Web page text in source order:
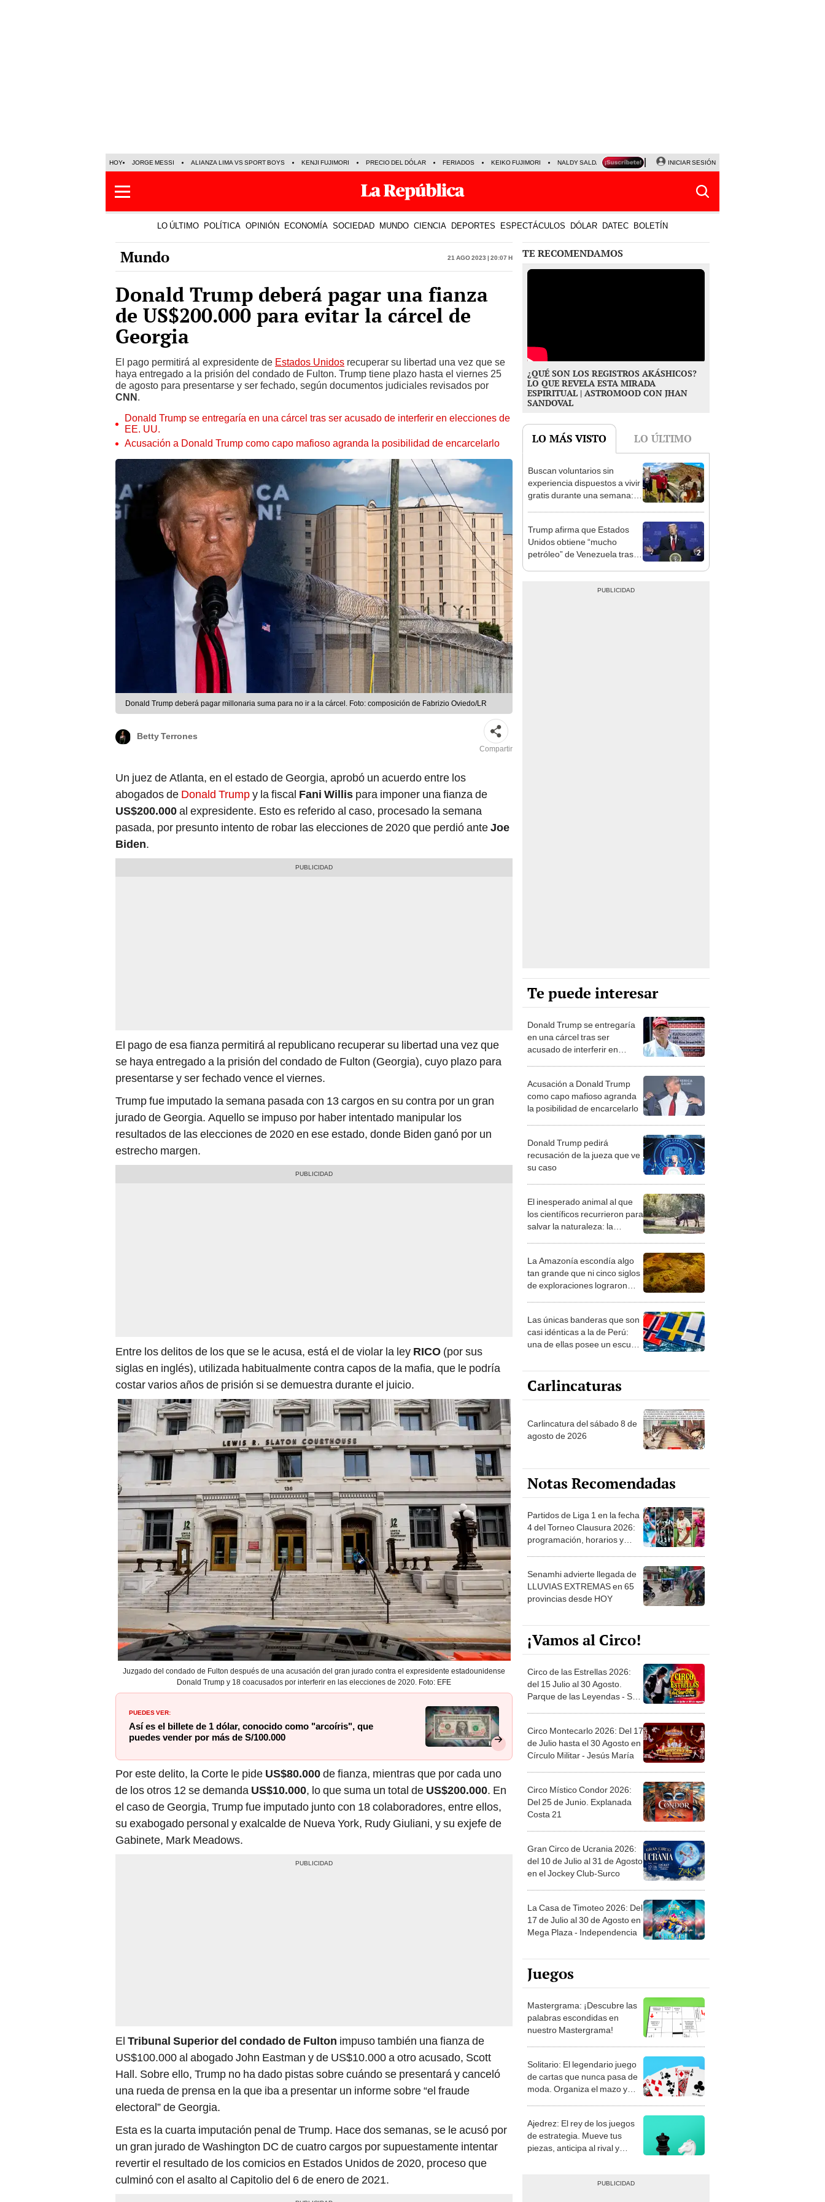
HOY JORGE MESSI ALIANZA LIMA VS SPORT BOYS KENJI FUJIMORI PRECIO DEL DÓLAR FERIADOS KEIKO FUJIMORI NALDY SALDAÑA JAVIER MILEI PARTIDOS DE HOY
INICIAR SESIÓN
LO ÚLTIMO POLÍTICA OPINIÓN ECONOMÍA SOCIEDAD MUNDO CIENCIA DEPORTES ESPECTÁCULOS DÓLAR DATEC BOLETÍN
Mundo 21 Ago 2023 | 20:07 h
Donald Trump deberá pagar una fianza
de US$200.000 para evitar la cárcel de
Georgia
El pago permitirá al expresidente de Estados Unidos recuperar su libertad una vez que se
haya entregado a la prisión del condado de Fulton. Trump tiene plazo hasta el viernes 25
de agosto para presentarse y ser fechado, según documentos judiciales revisados ​​por
CNN.
Donald Trump se entregaría en una cárcel tras ser acusado de interferir en elecciones de
EE. UU.
Acusación a Donald Trump como capo mafioso agranda la posibilidad de encarcelarlo
Donald Trump deberá pagar millonaria suma para no ir a la cárcel. Foto: composición de Fabrizio Oviedo/LR
Betty Terrones
Compartir
Un juez de Atlanta, en el estado de Georgia, aprobó un acuerdo entre los
abogados de Donald Trumpy la fiscal Fani Willis para imponer una fianza de
US$200.000al expresidente. Esto es referido al caso, procesado la semana
pasada, por presunto intento de robar las elecciones de 2020 que perdió anteJoe
Biden.
El pago de esa fianza permitirá al republicano recuperar su libertad una vez que
se haya entregado a la prisión del condado de Fulton (Georgia), cuyo plazo para
presentarse y ser fechado vence el viernes.
Trump fue imputado la semana pasada con 13 cargos en su contra por un gran
jurado de Georgia. Aquello se impuso por haber intentado manipular los
resultados de las elecciones de 2020 en ese estado, donde Biden ganó por un
estrecho margen.
Entre los delitos de los que se le acusa, está el de violar la ley RICO (por sus
siglas en inglés), utilizada habitualmente contra capos de la mafia, que le podría
costar varios años de prisión si se demuestra durante el juicio.
Juzgado del condado de Fulton después de una acusación del gran jurado contra el expresidente estadounidense
Donald Trump y 18 coacusados ​​por interferir en las elecciones de 2020. Foto: EFE
PUEDES VER:
Así es el billete de 1 dólar, conocido como "arcoíris", que
puedes vender por más de S/100.000
Por este delito, la Corte le pide US$80.000de fianza, mientras que por cada uno
de los otros 12 se demanda US$10.000, lo que suma un total de US$200.000. En
el caso de Georgia, Trump fue imputado junto con 18 colaboradores, entre ellos,
su exabogado personal y exalcalde de Nueva York, Rudy Giuliani, y su exjefe de
Gabinete, Mark Meadows.
El Tribunal Superior del condado de Fulton impuso también una fianza de
US$100.000 al abogado John Eastman y de US$10.000 a otro acusado, Scott
Hall. Sobre ello, Trump no ha dado pistas sobre cuándo se presentará y canceló
una rueda de prensa en la que iba a presentar un informe sobre “el fraude
electoral” de Georgia.
Esta es la cuarta imputación penal de Trump. Hace dos semanas, se le acusó por
un gran jurado de Washington DC de cuatro cargos por supuestamente intentar
revertir el resultado de los comicios en Estados Unidos de 2020, proceso que
culminó con el asalto al Capitolio del 6 de enero de 2021.
TE RECOMENDAMOS
¿QUÉ SON LOS REGISTROS AKÁSHICOS?
LO QUE REVELA ESTA MIRADA
ESPIRITUAL | ASTROMOOD CON JHAN
SANDOVAL
LO MÁS VISTO LO ÚLTIMO
1
Buscan voluntarios sin
experiencia dispuestos a vivir
gratis durante una semana:
un refugio por 2 horas
2
Trump afirma que Estados
Unidos obtiene “mucho
petróleo” de Venezuela tras la
Te puede interesar
Donald Trump se entregaría
en una cárcel tras ser
acusado de interferir en
Acusación a Donald Trump
como capo mafioso agranda
la posibilidad de encarcelarlo
Donald Trump pedirá
recusación de la jueza que ve
su caso
El inesperado animal al que
los científicos recurrieron para
salvar la naturaleza: la
desierto en un paisaje con
más vida
La Amazonía escondía algo
tan grande que ni cinco siglos
de exploraciones lograron
sabía sobre su pasado
Las únicas banderas que son
casi idénticas a la de Perú:
una de ellas posee un escudo
Carlincaturas
Carlincatura del sábado 8 de
agosto de 2026
Notas Recomendadas
Partidos de Liga 1 en la fecha
4 del Torneo Clausura 2026:
programación, horarios y
Senamhi advierte llegada de
LLUVIAS EXTREMAS en 65
provincias desde HOY
¡Vamos al Circo!
Circo de las Estrellas 2026:
del 15 Julio al 30 Agosto.
Parque de las Leyendas - San
Circo Montecarlo 2026: Del 17
de Julio hasta el 30 Agosto en
Círculo Militar - Jesús María
Circo Místico Condor 2026:
Del 25 de Junio. Explanada
Costa 21
Gran Circo de Ucrania 2026:
del 10 de Julio al 31 de Agosto
en el Jockey Club-Surco
La Casa de Timoteo 2026: Del
17 de Julio al 30 de Agosto en
Mega Plaza - Independencia
Juegos
Mastergrama: ¡Descubre las
palabras escondidas en
nuestro Mastergrama!
Solitario: El legendario juego
de cartas que nunca pasa de
moda. Organiza el mazo y
Ajedrez: El rey de los juegos
de estrategia. Mueve tus
piezas, anticipa al rival y